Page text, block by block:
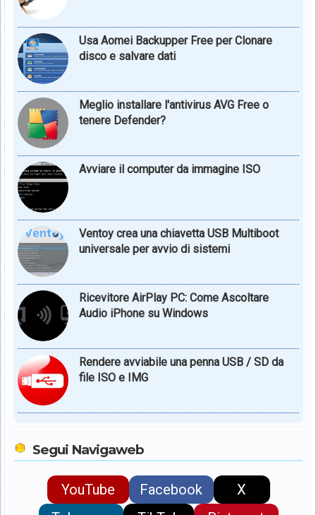
Usa Aomei Backupper Free per Clonare
disco e salvare dati
Meglio installare l'antivirus AVG Free o
tenere Defender?
Avviare il computer da immagine ISO
Ventoy crea una chiavetta USB Multiboot
universale per avvio di sistemi
Ricevitore AirPlay PC: Come Ascoltare
Audio iPhone su Windows
Rendere avviabile una penna USB / SD da
file ISO e IMG
Segui Navigaweb
YouTube Facebook
X